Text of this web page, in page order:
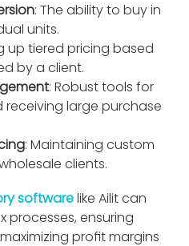
: The ability to buy in
units.
up tiered pricing based
by a client.
: Robust tools for
receiving large purchase
: Maintaining custom
clients.
softwarelike Ailit can
processes, ensuring
proﬁt margins